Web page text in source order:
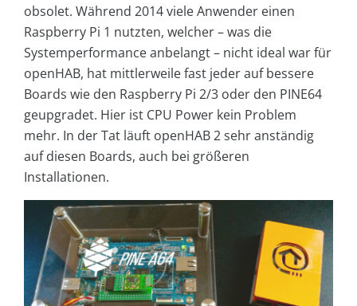
obsolet. Während 2014 viele Anwender einen
Raspberry Pi 1 nutzten, welcher – was die
Systemperformance anbelangt – nicht ideal war für
openHAB, hat mittlerweile fast jeder auf bessere
Boards wie den Raspberry Pi 2/3 oder den PINE64
geupgradet. Hier ist CPU Power kein Problem
mehr. In der Tat läuft openHAB 2 sehr anständig
auf diesen Boards, auch bei größeren
Installationen.